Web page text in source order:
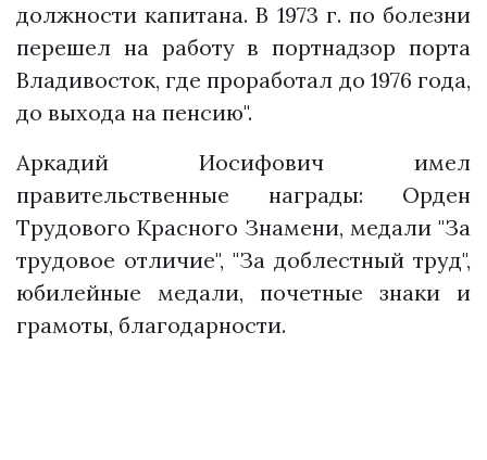
должности капитана. В 1973 г. по болезни
перешел на работу в портнадзор порта
Владивосток, где проработал до 1976 года,
до выхода на пенсию".
Аркадий Иосифович имел
правительственные награды: Орден
Трудового Красного Знамени, медали "За
трудовое отличие", "За доблестный труд",
юбилейные медали, почетные знаки и
грамоты, благодарности.